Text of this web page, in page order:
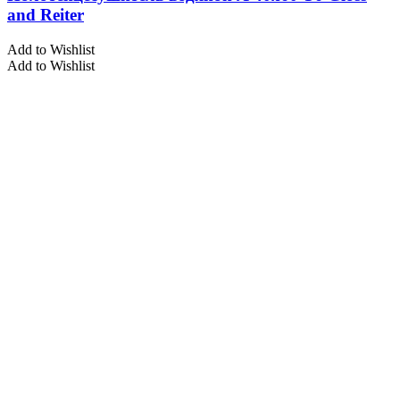
and Reiter
Add to Wishlist
Add to Wishlist